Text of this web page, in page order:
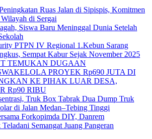
Ruas Jalan di Sipispis, Komitmen
di Sergai
Siswa Baru Meninggal Dunia Setelah
PTPN IV Regional 1.Kebun Sarang
Sempat Kabur Sejak November 2025
TEMUKAN DUGAAN
PROYEK Rp690 JUTA DI
KE PIHAK LUAR DESA,
Rp90 RIBU
Truk Box Tabrak Dua Dump Truk
di Jalan Medan–Tebing Tinggi
Forkopimda DIY, Danrem
Semangat Juang Pangeran